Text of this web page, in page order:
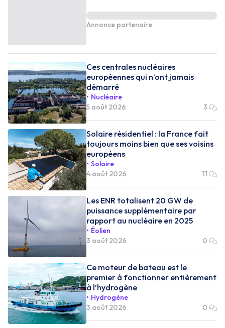
Annonce partenaire
Ces centrales nucléaires
européennes qui n’ont jamais
démarré
Nucléaire
5 août 2026
3
Solaire résidentiel : la France fait
toujours moins bien que ses voisins
européens
Solaire
4 août 2026
11
Les ENR totalisent 20 GW de
puissance supplémentaire par
rapport au nucléaire en 2025
Éolien
3 août 2026
0
Ce moteur de bateau est le
premier à fonctionner entièrement
à l’hydrogène
Hydrogène
3 août 2026
0